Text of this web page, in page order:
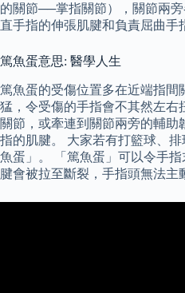
的關節──掌指關節），關節兩
直手指的伸張肌腱和負責屈曲手
篤魚蛋意思: 醫學人生
篤魚蛋的受傷位置多在近端指間
猛，令受傷的手指會不其然左右
關節，或牽連到關節兩旁的輔
指的肌腱。 大家若有打籃球、
魚蛋」。 「篤魚蛋」可以令手
腱會被拉至斷裂，手指頭無法